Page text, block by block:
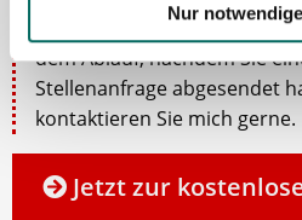
Nur
Sie haben Fragen zu
dem Ablauf, nachdem Sie
Stellenanfrage abgesendet
kontaktieren Sie mich gerne.
Jetzt zur